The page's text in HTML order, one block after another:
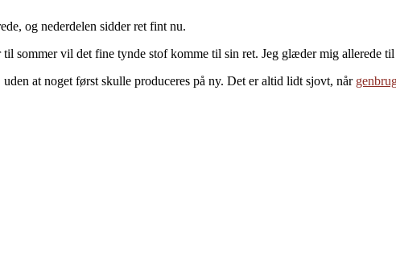
og nederdelen sidder ret fint nu.
sommer vil det fine tynde stof komme til sin ret. Jeg glæder mig allerede
at noget først skulle produceres på ny. Det er altid lidt sjovt, når